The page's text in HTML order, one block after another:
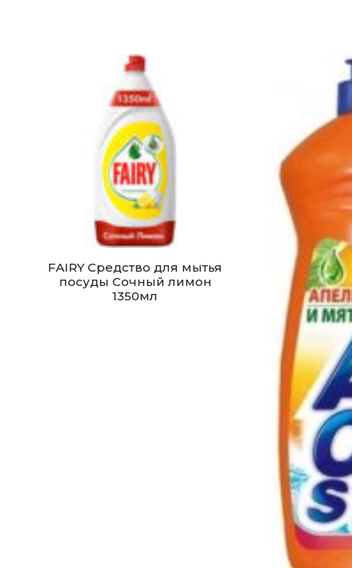
FAIRY Средство для мытья
посуды Сочный лимон
1350мл